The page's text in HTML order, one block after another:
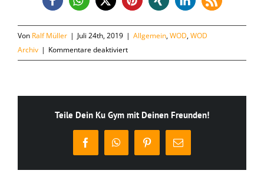
Von Ralf Müller | Juli 24th, 2019 | Allgemein,WOD,WOD
Archiv | Kommentare deaktiviertfür
Mittwoch,
Teile Dein Ku Gym mit Deinen Freunden!
FacebookWhatsAppPinterest
E-
Mail